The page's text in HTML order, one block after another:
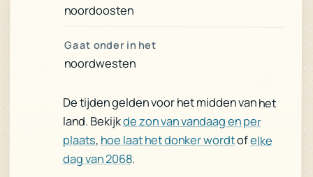
noordoosten
Gaat onder in het
noordwesten
De tijden gelden voor het midden van het
land. Bekijkde zon van vandaag en per
plaats, hoe laat het donker wordtofelke
dag van 2068.